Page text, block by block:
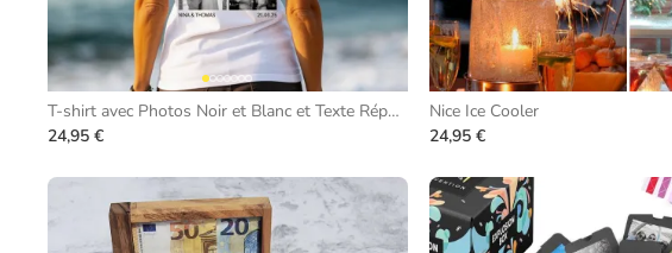
T-shirt avec Photos Noir et Blanc et Texte Répétitif
24,95 €
Nice Ice Cooler
24,95 €